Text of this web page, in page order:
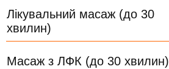
Лікувальний масаж (до 30
хвилин)
Масаж з ЛФК (до 30 хвилин)